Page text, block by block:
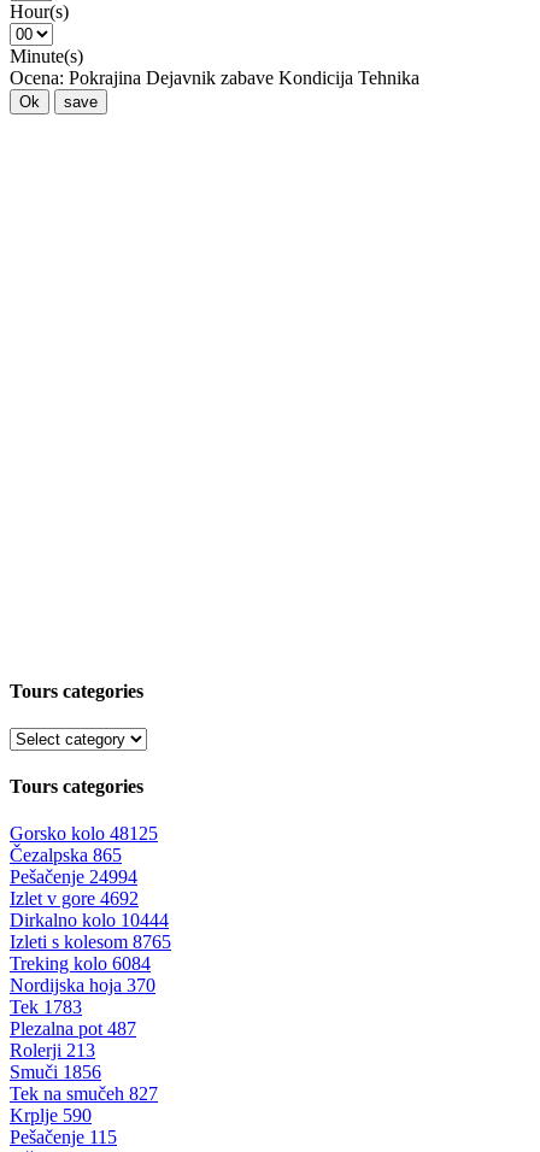
Hour(s)
Minute(s)
Ocena: Pokrajina Dejavnik zabave Kondicija Tehnika
Ok save
Tours categories
Tours categories
Gorsko kolo 48125
Čezalpska 865
Pešačenje 24994
Izlet v gore 4692
Dirkalno kolo 10444
Izleti s kolesom 8765
Treking kolo 6084
Nordijska hoja 370
Tek 1783
Plezalna pot 487
Rolerji 213
Smuči 1856
Tek na smučeh 827
Krplje 590
Pešačenje 115